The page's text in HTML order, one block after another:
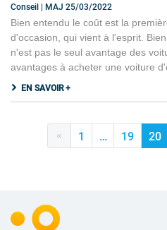
Conseil | MAJ 25/03/2022
Bien entendu le coût est la
d'occasion, qui vient à l'esprit.
n'est pas le seul avantage des
avantages à acheter une voiture
EN SAVOIR +
« 1 … 19 20